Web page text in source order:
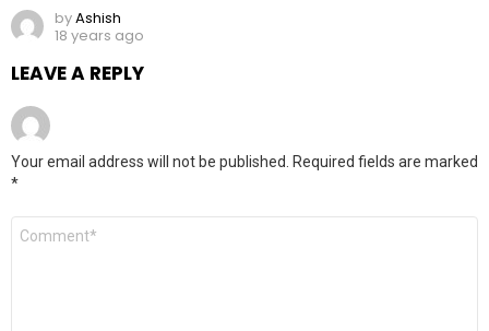
byAshish
18 years ago
LEAVE A REPLY
Your email address will not be published.
Required fields are marked
*
Comment